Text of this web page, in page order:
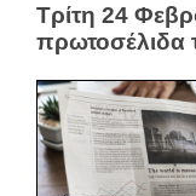
Τρίτη 24
πρωτοσέλιδα